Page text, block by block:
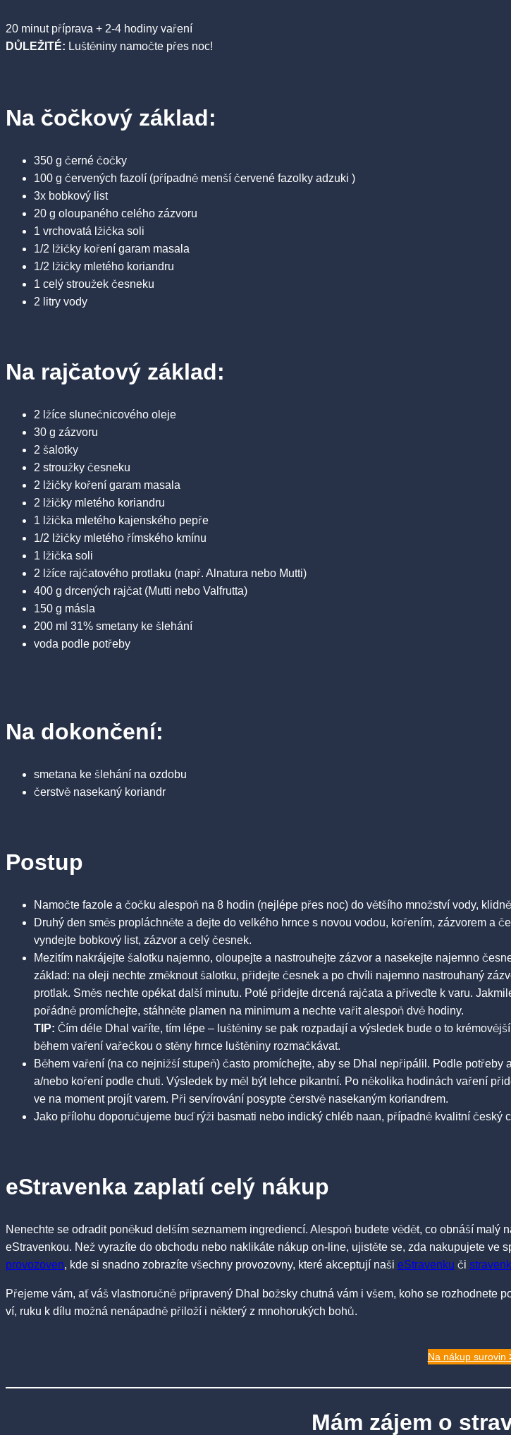
20 minut příprava + 2-4 hodiny vaření
DŮLEŽITÉ: Luštěniny namočte přes noc!
Na čočkový základ:
350 g černé čočky
100 g červených fazolí (případně menší červené fazolky adzuki )
3x bobkový list
20 g oloupaného celého zázvoru
1 vrchovatá lžička soli
1/2 lžičky koření garam masala
1/2 lžičky mletého koriandru
1 celý stroužek česneku
2 litry vody
Na rajčatový základ:
2 lžíce slunečnicového oleje
30 g zázvoru
2 šalotky
2 stroužky česneku
2 lžičky koření garam masala
2 lžičky mletého koriandru
1 lžička mletého kajenského pepře
1/2 lžičky mletého římského kmínu
1 lžička soli
2 lžíce rajčatového protlaku (např. Alnatura nebo Mutti)
400 g drcených rajčat (Mutti nebo Valfrutta)
150 g másla
200 ml 31% smetany ke šlehání
voda podle potřeby
Na dokončení:
smetana ke šlehání na ozdobu
čerstvě nasekaný koriandr
Postup
Namočte fazole a čočku alespoň na 8 hodin (nejlépe přes noc) do většího množství vody,
Druhý den směs propláchněte a dejte do velkého hrnce s novou vodou, kořením, zázvorem a
vyndejte bobkový list, zázvor a celý česnek.
Mezitím nakrájejte šalotku najemno, oloupejte a nastrouhejte zázvor a nasekejte najemno
základ: na oleji nechte změknout šalotku, přidejte česnek a po chvíli najemno nastrouhaný
protlak. Směs nechte opékat další minutu. Poté přidejte drcená rajčata a přiveďte k varu.
pořádně promíchejte, stáhněte plamen na minimum a nechte vařit alespoň dvě hodiny.
TIP: Čím déle Dhal vaříte, tím lépe – luštěniny se pak rozpadají a výsledek bude o to
během vaření vařečkou o stěny hrnce luštěniny rozmačkávat.
Během vaření (na co nejnižší stupeň) často promíchejte, aby se Dhal nepřipálil. Podle
a/nebo koření podle chuti. Výsledek by měl být lehce pikantní. Po několika hodinách vaření
ve na moment projít varem. Při servírování posypte čerstvě nasekaným koriandrem.
Jako přílohu doporučujeme buď rýži basmati nebo indický chléb naan, případně kvalitní
eStravenka zaplatí celý nákup
Nenechte se odradit poněkud delším seznamem ingrediencí. Alespoň budete vědět, co obnáší
eStravenkou. Než vyrazíte do obchodu nebo naklikáte nákup on-line, ujistěte se, zda nakupujete ve
provozoven, kde si snadno zobrazíte všechny provozovny, které akceptují naši eStravenku či
Přejeme vám, ať váš vlastnoručně připravený Dhal božsky chutná vám i všem, koho se rozhodnete
ví, ruku k dílu možná nenápadně přiloží i některý z mnohorukých bohů.
Na nákup surovin
Mám zájem o